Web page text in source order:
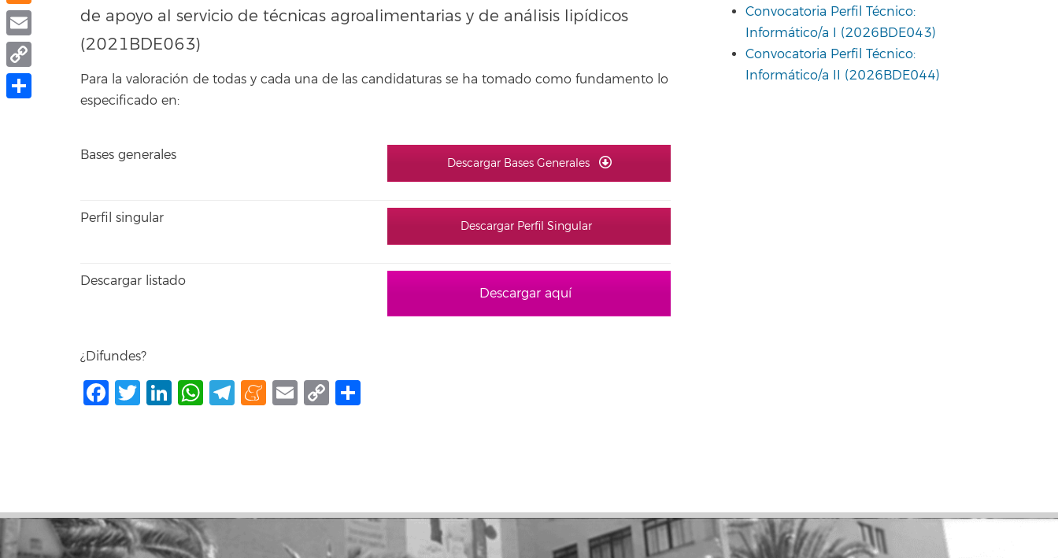
de apoyo al servicio de técnicas agroalimentarias y de análisis lipídicos
(2021BDE063)
Para la valoración de todas y cada una de las candidaturas se ha tomado como fundamento lo
especificado en:
Bases generales
Descargar Bases Generales
Perfil singular
Descargar Perfil Singular
Descargar listado
Descargar aquí
¿Difundes?
Facebook
Twitter
LinkedIn
WhatsApp
Telegram
Meneame
Email
Copy
Convocatoria Perfil Técnico:
Informático/a I (2026BDE043)
Convocatoria Perfil Técnico:
Informático/a II (2026BDE044)
Meneame
Email
Copy